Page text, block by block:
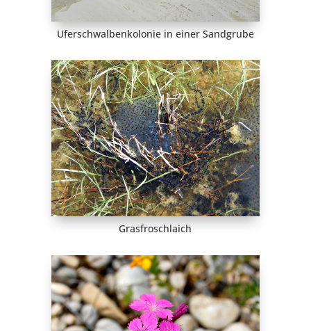
Uferschwalbenkolonie in einer Sandgrube
Grasfroschlaich